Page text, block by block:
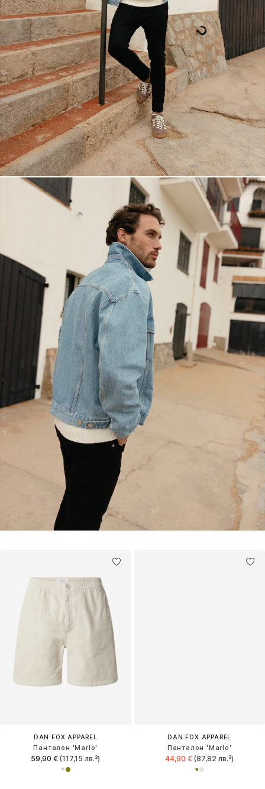
DAN FOX APPAREL
Панталон 'Marlo'
59,90 € (117,15 лв.³)
DAN FOX APPAREL
Панталон 'Marlo'
44,90 € (87,82 лв.³)